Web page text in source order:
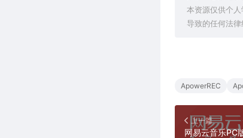
本资源仅供个
导致的任何法律
ApowerREC
上一篇